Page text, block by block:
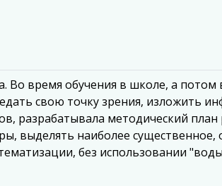
время обучения в школе, а потом
свою точку зрения,
разрабатывала методический
выделять наиболее
без использовании